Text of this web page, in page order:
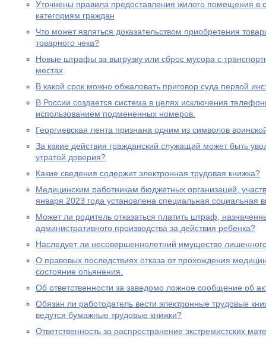
Уточнены правила предоставления жилого помещения в
категориям граждан
Что может являться доказательством приобретения
товарного чека?
Новые штрафы за выгрузку или сброс мусора с
местах
В какой срок можно обжаловать приговор суда первой
В России создается система в целях исключения
использованием подмененных номеров.
Георгиевская лента признана одним из символов
За какие действия гражданский служащий может быть
утратой доверия?
Какие сведения содержит электронная трудовая книжка?
Медицинским работникам бюджетных организаций,
января 2023 года установлена специальная социальная
Может ли родитель отказаться платить штраф,
административного производства за действия ребенка?
Наследует ли несовершеннолетний имущество
О правовых последствиях отказа от прохождения
состояние опьянения.
Об ответственности за заведомо ложное сообщение об
Обязан ли работодатель вести электронные трудовые
ведутся бумажные трудовые книжки?
Ответственность за распространение экстремистских